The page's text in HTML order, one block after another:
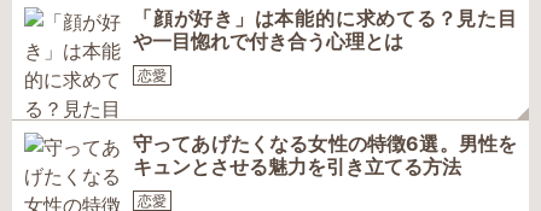
「顔が好き」は本能的に求めてる？見た目
や一目惚れで付き合う心理とは
恋愛
守ってあげたくなる女性の特徴6選。男性を
キュンとさせる魅力を引き立てる方法
恋愛